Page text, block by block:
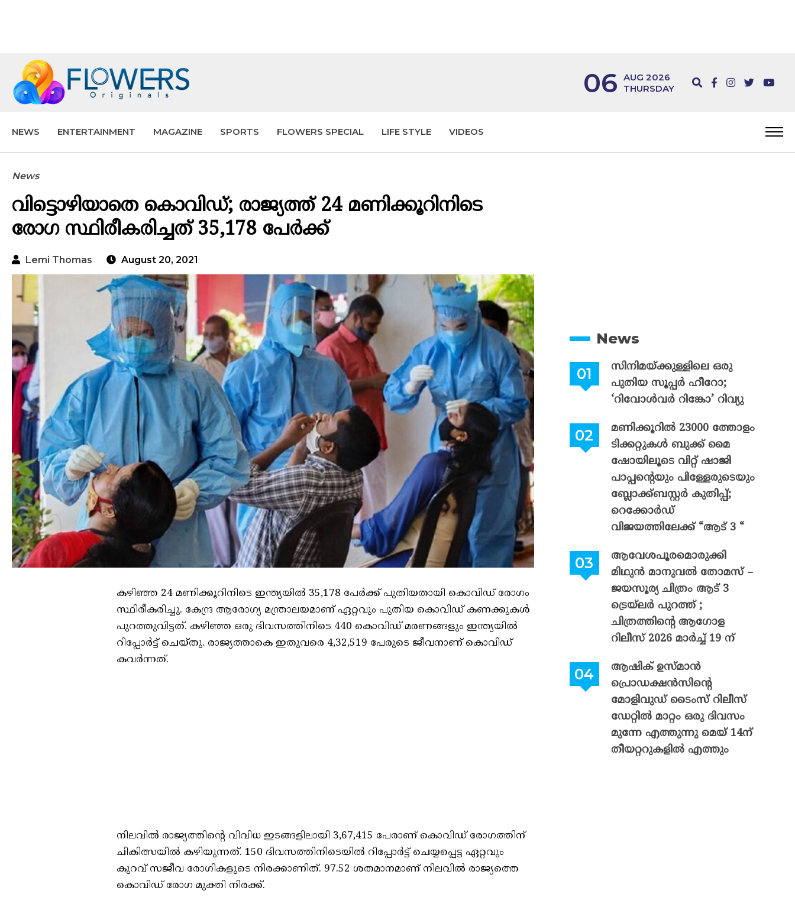
06 AUG 2026
THURSDAY
NEWS ENTERTAINMENT MAGAZINE SPORTS FLOWERS SPECIAL LIFE STYLE VIDEOS
News
വിട്ടൊഴിയാതെ കൊവിഡ്; രാജ്യത്ത് 24 മണിക്കൂറിനിടെ
രോഗ സ്ഥിരീകരിച്ചത് 35,178 പേര്‍ക്ക്
Lemi Thomas August 20, 2021
കഴിഞ്ഞ 24 മണിക്കൂറിനിടെ ഇന്ത്യയില്‍ 35,178 പേര്‍ക്ക് പുതിയതായി കൊവിഡ് രോഗം
സ്ഥിരീകരിച്ചു. കേന്ദ്ര ആരോഗ്യ മന്ത്രാലയമാണ് ഏറ്റവും പുതിയ കൊവിഡ് കണക്കുകള്‍
പുറത്തുവിട്ടത്. കഴിഞ്ഞ ഒരു ദിവസത്തിനിടെ 440 കൊവിഡ് മരണങ്ങളും ഇന്ത്യയില്‍
റിപ്പോര്‍ട്ട് ചെയ്തു. രാജ്യത്താകെ ഇതുവരെ 4,32,519 പേരുടെ ജീവനാണ് കൊവിഡ്
കവര്‍ന്നത്.
നിലവില്‍ രാജ്യത്തിന്റെ വിവിധ ഇടങ്ങളിലായി 3,67,415 പേരാണ് കൊവിഡ് രോഗത്തിന്
ചികിത്സയില്‍ കഴിയുന്നത്. 150 ദിവസത്തിനിടെയില്‍ റിപ്പോര്‍ട്ട് ചെയ്യപ്പെട്ട ഏറ്റവും
കുറവ് സജീവ രോഗികളുടെ നിരക്കാണിത്. 97.52 ശതമാനമാണ് നിലവില്‍ രാജ്യത്തെ
കൊവിഡ് രോഗ മുക്തി നിരക്ക്.
News
സിനിമയ്ക്കുള്ളിലെ ഒരു
പുതിയ സൂപ്പർ ഹീറോ;
‘റിവോൾവർ റിങ്കോ’ റിവ്യു
മണിക്കൂറിൽ 23000 ത്തോളം
ടിക്കറ്റുകൾ ബുക്ക് മൈ
ഷോയിലൂടെ വിറ്റ് ഷാജി
പാപ്പന്റെയും പിള്ളേരുടെയും
ബ്ലോക്ക്ബസ്റ്റർ കുതിപ്പ്;
റെക്കോർഡ്
വിജയത്തിലേക്ക് “ആട് 3 “
ആവേശപൂരമൊരുക്കി
മിഥുൻ മാനുവൽ തോമസ് –
ജയസൂര്യ ചിത്രം ആട് 3
ട്രെയ്‌ലർ പുറത്ത് ;
ചിത്രത്തിന്റെ ആഗോള
റിലീസ് 2026 മാർച്ച് 19 ന്
ആഷിക് ഉസ്മാൻ
പ്രൊഡക്ഷൻസിന്റെ
മോളിവുഡ് ടൈംസ് റിലീസ്
ഡേറ്റിൽ മാറ്റം ഒരു ദിവസം
മുന്നേ എത്തുന്നു മെയ് 14ന്
തീയറ്ററുകളിൽ എത്തും